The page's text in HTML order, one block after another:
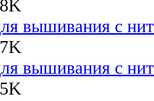
вышивания с
вышивания с